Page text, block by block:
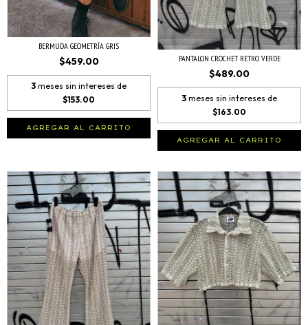
BERMUDA GEOMETRÍA GRIS
$459.00
3 meses sin intereses de
$153.00
AGREGAR AL CARRITO
PANTALON CROCHET RETRO VERDE
$489.00
3 meses sin intereses de
$163.00
AGREGAR AL CARRITO